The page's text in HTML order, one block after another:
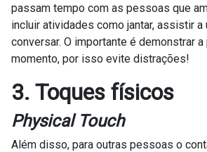
passam tempo com as pessoas que
incluir atividades como jantar, assistir a
conversar. O importante é demonstrar
momento, por isso evite distrações!
3. Toques físicos
Physical Touch
Além disso, para outras pessoas o